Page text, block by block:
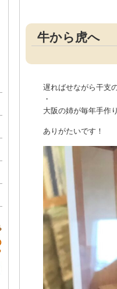
牛から虎へ
遅ればせながら干支
・
大阪の姉が毎年手作
ありがたいです！